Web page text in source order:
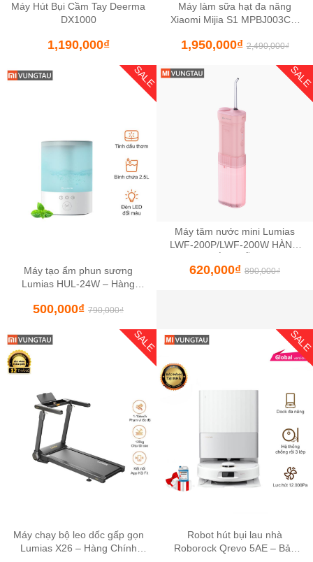
Máy Hút Bụi Cầm Tay Deerma
DX1000
1,190,000₫
Máy làm sữa hạt đa năng
Xiaomi Mijia S1 MPBJ003CM
1,950,000₫ 2,490,000₫
SALE
Máy tạo ẩm phun sương
Lumias HUL-24W – Hàng
500,000₫ 790,000₫
SALE
Máy tăm nước mini Lumias
LWF-200P/LWF-200W HÀNG
620,000₫ 890,000₫
SALE
Máy chạy bộ leo dốc gấp gọn
Lumias X26 – Hàng Chính
SALE
Robot hút bụi lau nhà
Roborock Qrevo 5AE – Bản